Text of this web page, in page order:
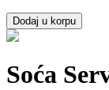
Dodaj u korpu
Soća